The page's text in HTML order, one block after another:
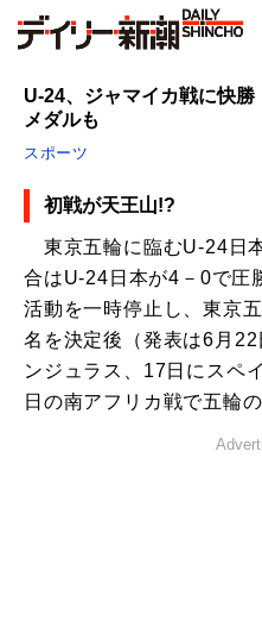
U-24、ジャマイカ戦に快
メダルも
スポーツ
初戦が天王山!?
東京五輪に臨むU-24日
合はU-24日本が4－0で圧
活動を一時停止し、東京
名を決定後（発表は6月
ンジュラス、17日にスペ
日の南アフリカ戦で五輪